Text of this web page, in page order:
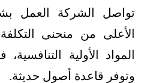
تواصل الشركة العمل
الأعلى من منحنى
المواد الأولية
وتوفر قاعدة أصول حديثة.